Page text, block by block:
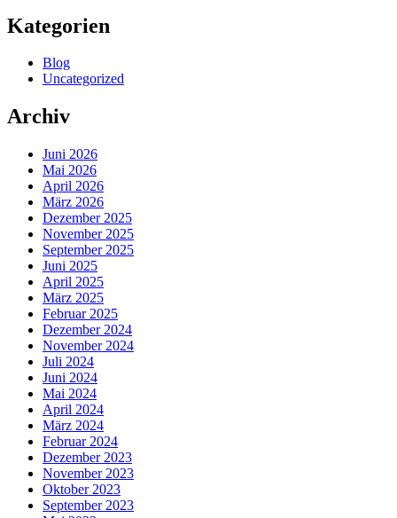
Kategorien
Blog
Uncategorized
Archiv
Juni 2026
Mai 2026
April 2026
März 2026
Dezember 2025
November 2025
September 2025
Juni 2025
April 2025
März 2025
Februar 2025
Dezember 2024
November 2024
Juli 2024
Juni 2024
Mai 2024
April 2024
März 2024
Februar 2024
Dezember 2023
November 2023
Oktober 2023
September 2023